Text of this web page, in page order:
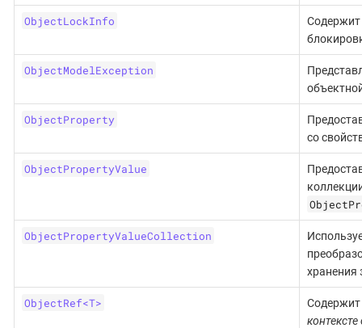
ObjectLockInfo
ObjectModelException
ObjectProperty
со
ObjectPropertyValue
ObjectPropertyValueCollection
хранения
ObjectRef<T>
Содержит